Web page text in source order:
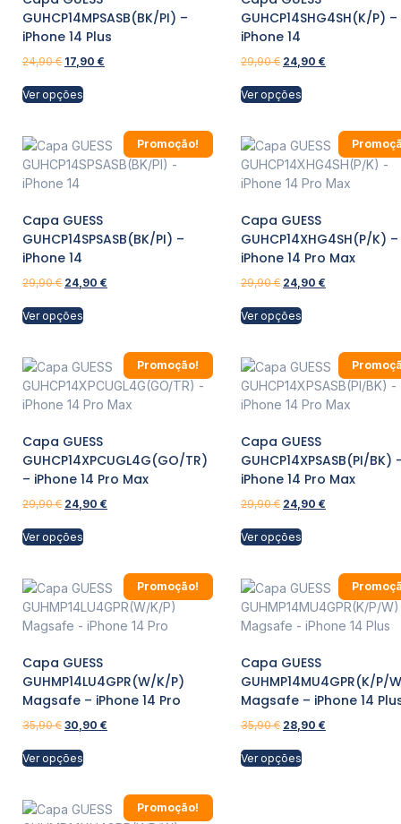
GUHCP14MPSASB(BK/PI) –
iPhone 14 Plus
24,90€ 17,90 €
Ver opções
GUHCP14SHG4SH(K/P) –
iPhone 14
29,90€ 24,90 €
Ver opções
Promoção!
Capa GUESS
GUHCP14SPSASB(BK/PI) –
iPhone 14
29,90€ 24,90 €
Ver opções
Capa GUESS
GUHCP14XHG4SH(P/K) –
iPhone 14 Pro Max
29,90€ 24,90 €
Ver opções
Promoção!
Capa GUESS
GUHCP14XPCUGL4G(GO/TR)
– iPhone 14 Pro Max
29,90€ 24,90 €
Ver opções
Capa GUESS
GUHCP14XPSASB(PI/BK)
iPhone 14 Pro Max
29,90€ 24,90 €
Ver opções
Promoção!
Capa GUESS
GUHMP14LU4GPR(W/K/P)
Magsafe – iPhone 14 Pro
35,90€ 30,90 €
Ver opções
Capa GUESS
GUHMP14MU4GPR(K/P/
Magsafe – iPhone 14
35,90€ 28,90 €
Ver opções
Promoção!